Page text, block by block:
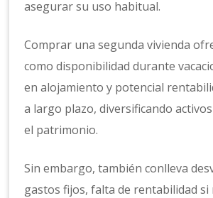
asegurar su uso habitual.
Comprar una segunda vivienda
como disponibilidad durante
en alojamiento y potencial
a largo plazo, diversificando
el patrimonio.
Sin embargo, también conlleva
gastos fijos, falta de rentabilidad si